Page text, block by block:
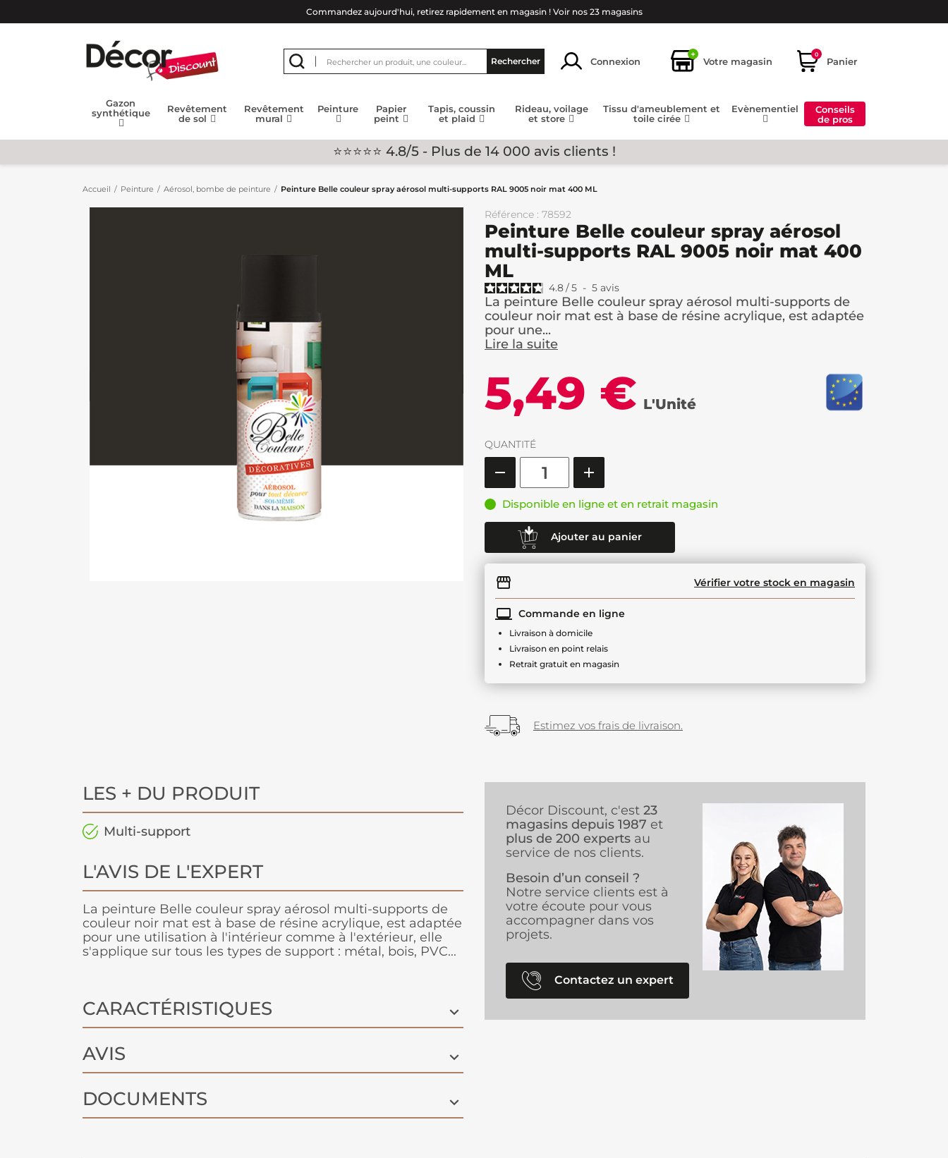
Commandez aujourd'hui, retirez rapidement en magasin ! Voir nos 23 magasins
Rechercher Connexion
+
Votre magasin
0
Panier
Gazon
synthétique
Revêtement
de sol
Revêtement
mural
Peinture
Papier
peint
Tapis, coussin
et plaid
Rideau, voilage
et store
Tissu d'ameublement et
toile cirée
Evènementiel
Conseils
de pros
⭐⭐⭐⭐⭐ 4.8/5 - Plus de 14 000 avis clients !
Accueil Peinture Aérosol, bombe de peinture Peinture Belle couleur spray aérosol multi-supports RAL 9005 noir mat 400 ML
Référence : 78592
Peinture Belle couleur spray aérosol
multi-supports RAL 9005 noir mat 400
ML
4.8/5 - 5 avis
La peinture Belle couleur spray aérosol multi-supports de
couleur noir mat est à base de résine acrylique, est adaptée
pour une...
Lire la suite
5,49 € L'Unité
QUANTITÉ
Disponible en ligne et en retrait magasin
Ajouter au panier
Vérifier votre stock en magasin
Commande en ligne
Livraison à domicile
Livraison en point relais
Retrait gratuit en magasin
Estimez vos frais de livraison.
LES + DU PRODUIT
Multi-support
L'AVIS DE L'EXPERT
La peinture Belle couleur spray aérosol multi-supports de
couleur noir mat est à base de résine acrylique, est adaptée
pour une utilisation à l'intérieur comme à l'extérieur, elle
s'applique sur tous les types de support : métal, bois, PVC...
CARACTÉRISTIQUES
AVIS
DOCUMENTS
Décor Discount, c'est 23
magasins depuis 1987 et
plus de 200 experts au
service de nos clients.
Besoin d’un conseil ?
Notre service clients est à
votre écoute pour vous
accompagner dans vos
projets.
Contactez un expert